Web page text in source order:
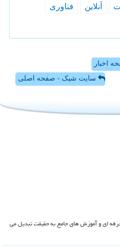
آنلاین
فناوری
اخبار
سایت شیک - صفحه اصلی
ای و آموزش های جامع به حقیقت تبدیل می